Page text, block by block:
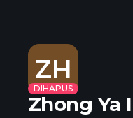
ZH
DIHAPUS
Zhong Ya